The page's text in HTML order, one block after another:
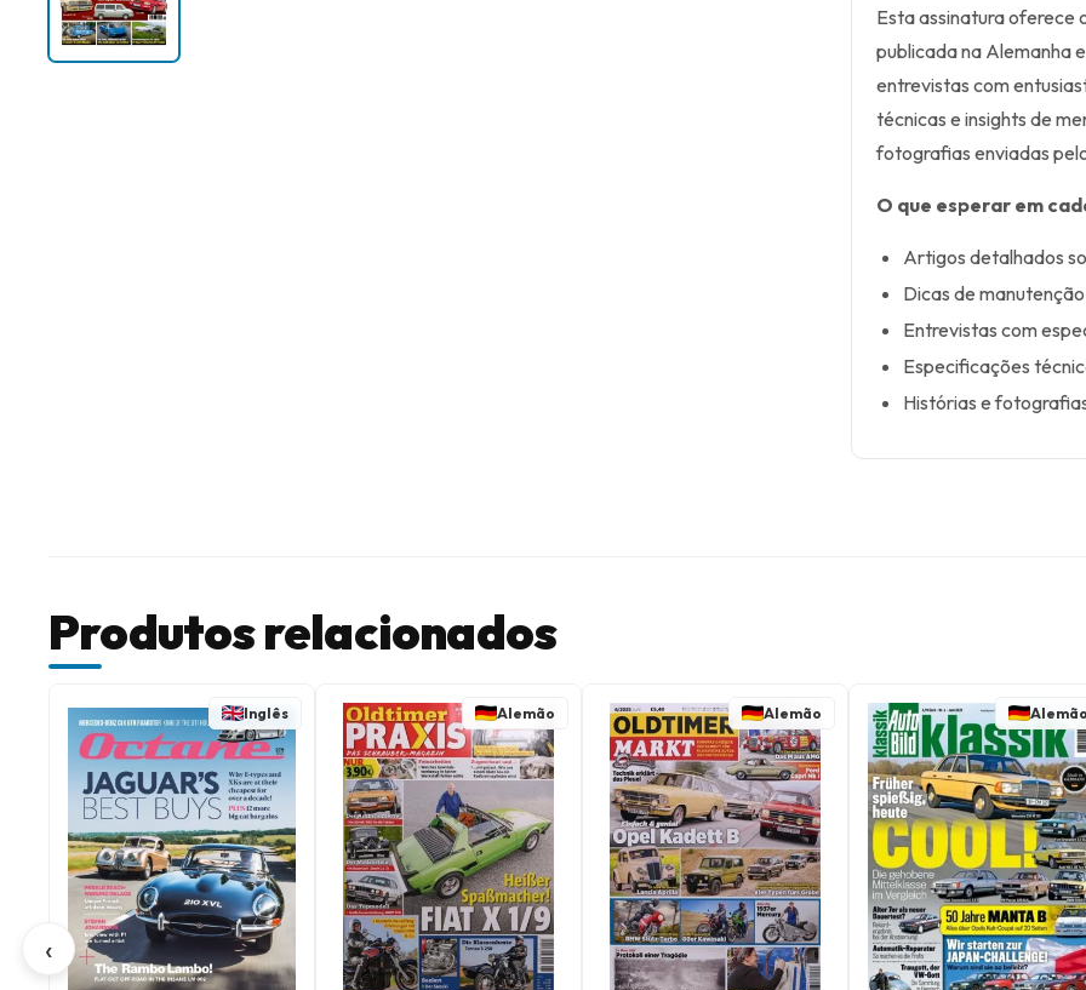
Esta assinatura oferece
publicada na Alemanha
entrevistas com
técnicas e insights de
fotografias enviadas
O que esperar em
Artigos detalhados
Dicas de
Entrevistas com
Especificações
Histórias e
Produtos relacionados
‹
Inglês Alemão Alemão